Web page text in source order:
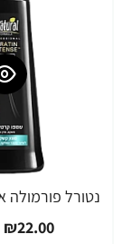
-19%
₪22.00